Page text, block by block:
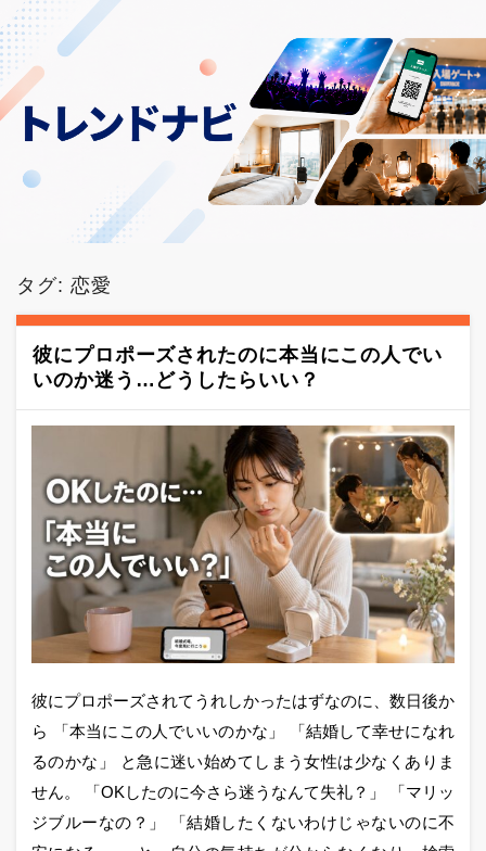
タグ: 恋愛
彼にプロポーズされたのに本当にこの人でい
いのか迷う…どうしたらいい？
彼にプロポーズされてうれしかったはずなのに、数日後か
ら 「本当にこの人でいいのかな」 「結婚して幸せになれ
るのかな」 と急に迷い始めてしまう女性は少なくありま
せん。 「OKしたのに今さら迷うなんて失礼？」 「マリッ
ジブルーなの？」 「結婚したくないわけじゃないのに不